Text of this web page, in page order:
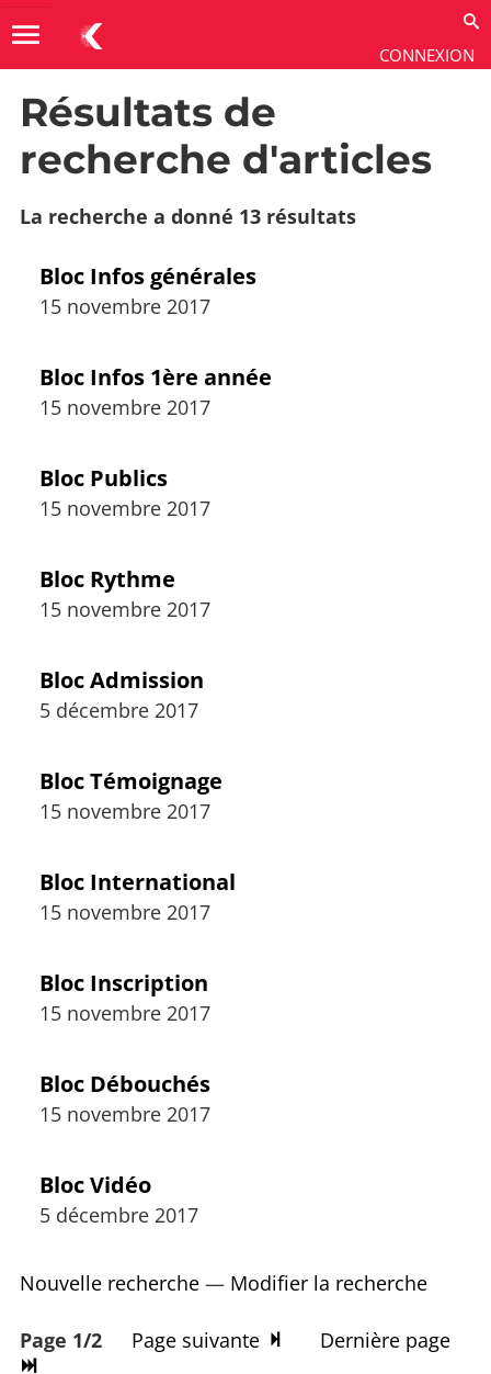
CONNEXION
menu
Utiliser→Contenus→ Types de fiches
Résultats de
recherche d'articles
La recherche a donné 13 résultats
Bloc Infos générales
15 novembre 2017
Bloc Infos 1ère année
15 novembre 2017
Bloc Publics
15 novembre 2017
Bloc Rythme
15 novembre 2017
Bloc Admission
5 décembre 2017
Bloc Témoignage
15 novembre 2017
Bloc International
15 novembre 2017
Bloc Inscription
15 novembre 2017
Bloc Débouchés
15 novembre 2017
Bloc Vidéo
5 décembre 2017
Nouvelle recherche — Modifier la recherche
Page 1/2 Page suivante Dernière page